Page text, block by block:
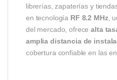
librerías, zapaterías y
en tecnología RF 8.2 MHz,
del mercado, ofrecealta
amplia distancia de
cobertura confiable en las